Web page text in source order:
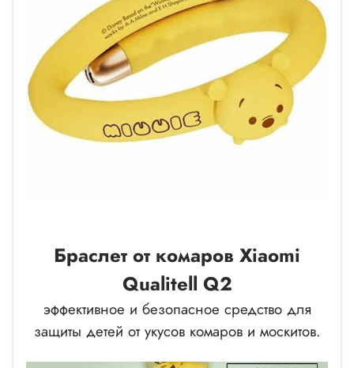
Браслет от комаров Xiaomi
Qualitell Q2
эффективное и безопасное средство для
защиты детей от укусов комаров и москитов.